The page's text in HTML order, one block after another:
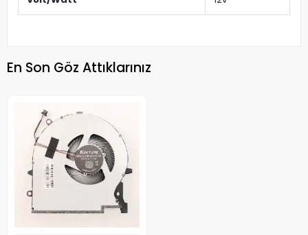
En Son Göz Attıklarınız